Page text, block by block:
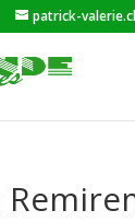
patrick-